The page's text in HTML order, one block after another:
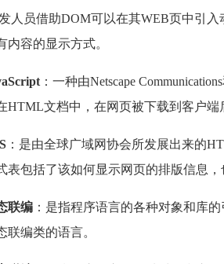
人员借助DOM可以在其WEB页中引
内容的显示方式。
：一种由Netscape
HTML文档中，在网页被下载到客户端
：是由全球广域网协会所发展出来的
表包括了该如何显示网页的排版信息
联编 ：是指程序语言的各种对象和库
联编类的语言。